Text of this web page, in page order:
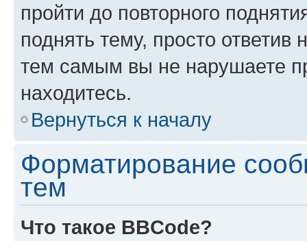
пройти до повторного
поднять тему, просто ответив
тем самым вы не нарушаете
находитесь.
Вернуться к началу
Форматирование
тем
Что такое BBCode?